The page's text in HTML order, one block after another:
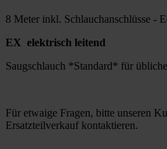
8 Meter inkl. Schlauchanschlüsse -
EX elektrisch leitend
Saugschlauch *Standard* für
Für etwaige Fragen, bitte unseren
Ersatzteilverkauf kontaktieren.